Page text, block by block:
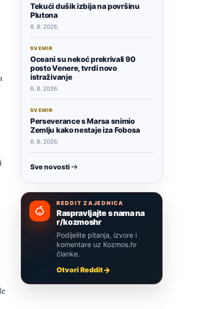
Tekući dušik izbija na površinu
Plutona
6. 8. 2026.
SVEMIR
Oceani su nekoć prekrivali 90
posto Venere, tvrdi novo
istraživanje
6. 8. 2026.
SVEMIR
Perseverance s Marsa snimio
Zemlju kako nestaje iza Fobosa
6. 8. 2026.
Sve novosti
REDDIT ZAJEDNICA
Raspravljajte s nama na
r/kozmoshr
Podijelite pitanja, izvore i
komentare uz Kozmos.hr
članke.
Otvori Reddit